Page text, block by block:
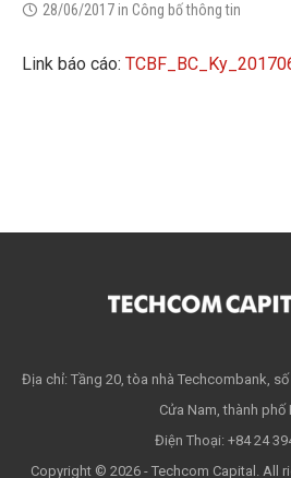
28/06/2017in Công bố thông tin
Link báo cáo:
Địa chỉ: Tầng 20, tòa nhà Techcombank,
Cửa Nam, thành phố
Điện Thoại: +84 24
Copyright © 2026 - Techcom Capital. All